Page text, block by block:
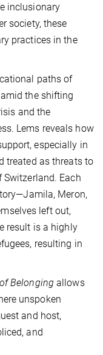
inclusionary
society, these
practices in the
paths of
the shifting
and the
Lems reveals how
especially in
treated as threats to
Each
Meron,
left out,
result is a highly
resulting in
Belonging allows
unspoken
and host,
and